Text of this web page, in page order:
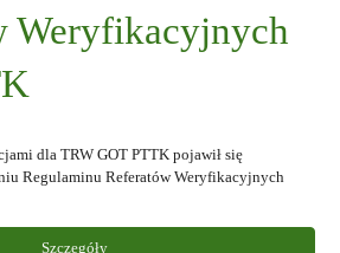
Weryfikacyjnych
dla TRW GOT PTTK pojawił się
Regulaminu Referatów Weryfikacyjnych
Szczegóły